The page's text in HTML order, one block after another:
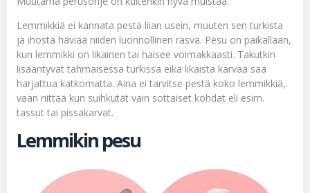
Lemmikkiä ei kannata pestä liian usein, muuten sen turkista
ja ihosta häviää niiden luonnollinen rasva. Pesu on paikallaan,
kun lemmikki on likainen tai haisee voimakkaasti. Takutkin
lisääntyvät tahmaisessa turkissa eikä likaista karvaa saa
harjattua katkomatta. Aina ei tarvitse pestä koko lemmikkiä,
vaan riittää kun suihkutat vain sottaiset kohdat eli esim.
tassut tai pissakarvat.
Lemmikin pesu